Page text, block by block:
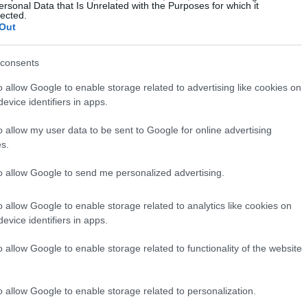
Data that Is Unrelated with the Purposes for which it
allow Google to enable storage related to advertising like cookies on
identifiers in apps.
allow my user data to be sent to Google for online advertising
allow Google to send me personalized advertising.
allow Google to enable storage related to analytics like cookies on
identifiers in apps.
allow Google to enable storage related to functionality of the website
allow Google to enable storage related to personalization.
ma resta da chiarire dove si giocherà la
è stata spostata a Butarque, il campo del
presenta ancora le necessarie
LaLiga. Dopo queste tre partite e
il Barcellona a Bilbao, seguito dalla
con il Betis, prima della sosta
marzo.